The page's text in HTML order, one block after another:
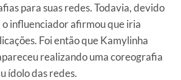
para suas redes. Todavia, devido
o influenciador afirmou que iria
Foi então que Kamylinha
realizando uma coreografia
ídolo das redes.